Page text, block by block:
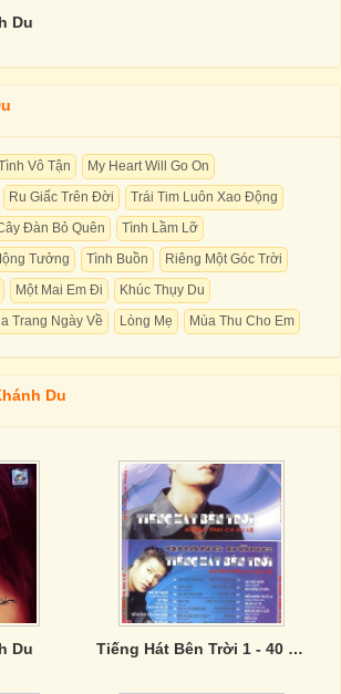
Du
Vô Tận
My Heart Will Go On
Ru Giấc Trên Đời
Trái Tim Luôn Xao Động
Đàn Bỏ Quên
Tình Lầm Lỡ
Tưởng Tình Buồn
Riêng Một Góc Trời
Một Mai Em Đi
Khúc Thụy Du
Trang Ngày Về Lòng Mẹ Mùa Thu Cho Em
Du
Du Tiếng Hát Bên Trời 1 - 40 Bản Tình Ca Ru Lệ CD2